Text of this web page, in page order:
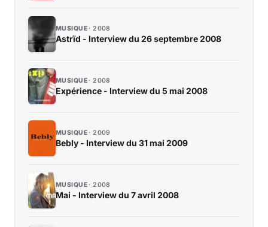
MUSIQUE 2008
Astrïd - Interview du 26 septembre 2008
MUSIQUE 2008
Expérience - Interview du 5 mai 2008
MUSIQUE 2009
Bebly - Interview du 31 mai 2009
MUSIQUE 2008
Mai - Interview du 7 avril 2008